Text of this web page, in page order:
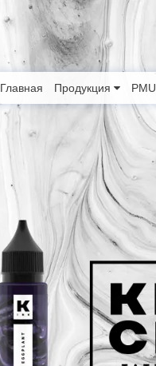
Главная Продукция PMU